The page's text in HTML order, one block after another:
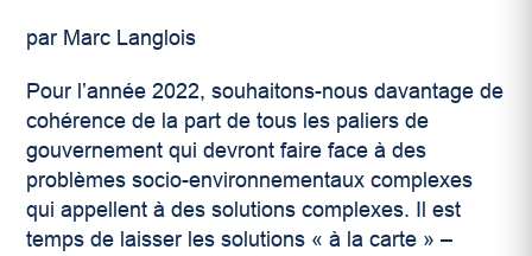
par Marc Langlois
Pour l’année 2022, souhaitons-nous davantage de
cohérence de la part de tous les paliers de
gouvernement qui devront faire face à des
problèmes socio-environnementaux complexes
qui appellent à des solutions complexes. Il est
temps de laisser les solutions « à la carte » –